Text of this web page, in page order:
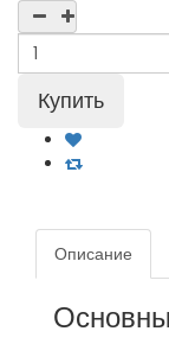
Описание